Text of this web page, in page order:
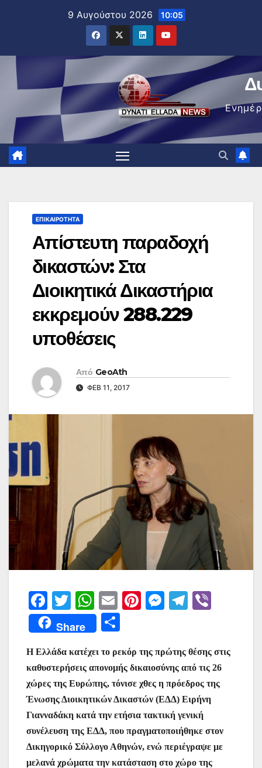
9 Αυγούστου 2026 10:05
ΕΠΙΚΑΙΡΌΤΗΤΑ
Απίστευτη παραδοχή
δικαστών: Στα
Διοικητικά Δικαστήρια
εκκρεμούν 288.229
υποθέσεις
Από GeoAth
ΦΕΒ 11, 2017
F
a
c
e
b
o
o
k
T
w
itt
er
W
h
at
s
A
p
p
E
m
ai
l
Pi
e
st
M
s
e
n
g
er
T
gr
a
m
Share
ρ
α
σ
τε
ίτ
ε
Η Ελλάδα κατέχει το ρεκόρ της πρώτης θέσης στις
καθυστερήσεις απονομής δικαιοσύνης από τις 26
χώρες της Ευρώπης, τόνισε χθες η πρόεδρος της
Ένωσης Διοικητικών Δικαστών (ΕΔΔ) Ειρήνη
Γιανναδάκη κατά την ετήσια τακτική γενική
συνέλευση της ΕΔΔ, που πραγματοποιήθηκε στον
Δικηγορικό Σύλλογο Αθηνών, ενώ περιέγραψε με
μελανά χρώματα την κατάσταση στο χώρο της